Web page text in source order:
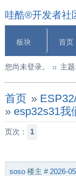
哇酷®开发者社
板块 首页
您尚未登录。 主题:
首页 »
» esp32s31我
页次： 1
soso 楼主 # 2026-